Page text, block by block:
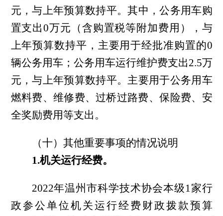
元，与上年预算数持平。其中，公务用车购
置支出0万元（含购置税等附加费用）， 与
上年预算数持平 ，主要用于经批准购置的0
辆公务用车；公务用车运行维护费支出2.5万
元，与上年预算数持平。 主要用于公务用车
燃料费、维修费、过桥过路费、保险费、安
全奖励费用等支出。
（十）其他重要事项的情况说明
1.机关运行经费。
2022年温州市科学技术协会本级1家行
政参公单位机关运行经费财政拨款预算